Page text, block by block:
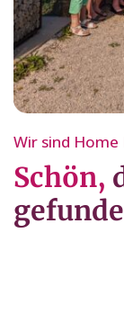
Wir sind
Schön,